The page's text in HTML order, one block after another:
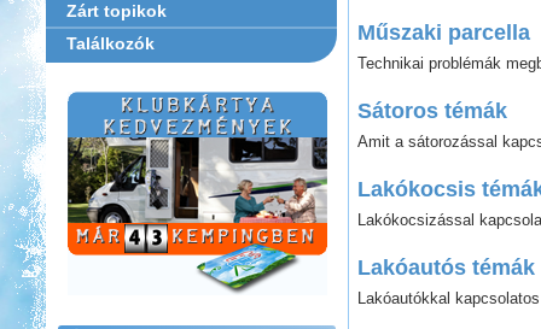
Zárt topikok
Találkozók
Műszaki parcella
Technikai problémák
Sátoros témák
Amit a sátorozással
Lakókocsis
Lakókocsizással
Lakóautós témák
Lakóautókkal